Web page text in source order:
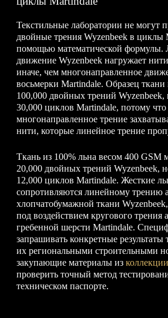
Текстильные лаборатории не могут
двойные трения Wyzenbeek в циклы
помощью математической формулы.
движение Wyzenbeek нагружает
иначе, чем многонаправленное
восьмерки Martindale. Образец
100,000 двойных трений
30,000 циклов Martindale, потому что
многонаправленное трение
нити, которые линейное трение
Ткань из 100% льна весом 400 GSM
20,000 двойных трений Wyzenbeek,
12,000 циклов Martindale. Жесткие
сопротивляются линейному трению
хлопчатобумажной ткани
под воздействием кругового трения
гребенной шерсти Martindale.
запрашивать конкретные результаты
их региональными строительными
закупающие материалы из
проверить точный метод
техническом паспорте.